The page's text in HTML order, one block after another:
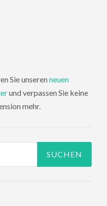
Sie unseren neuen
und verpassen Sie keine
mehr.